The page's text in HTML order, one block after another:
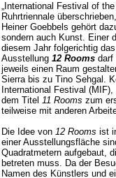
„International Festival of
Ruhrtriennale
Heiner Goebbels gehört
sondern auch Kunst. Einer
diesem Jahr folgerichtig
Ausstellung 12 Roomsdarf
jeweils einen Raum
Sierra bis zu Tino Sehgal.
International Festival
dem Titel 11 Rooms zum
teilweise mit anderen
Die Idee von 12 Rooms ist
einer Ausstellungsfläche
Quadratmetern aufgebaut,
betreten muss. Da der
Namen des Künstlers und